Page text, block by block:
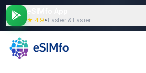
★ 4.9• Faster & Easier